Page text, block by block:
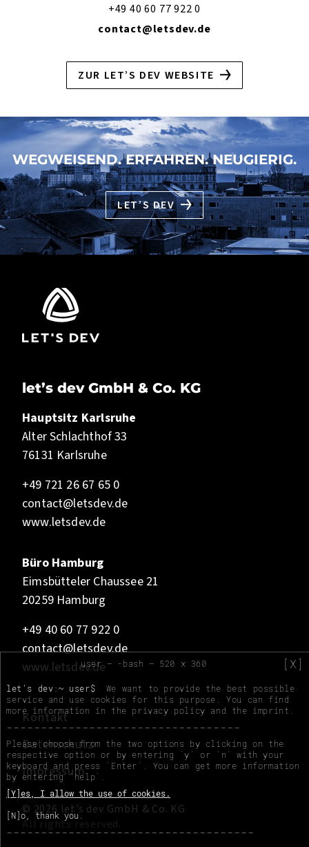
+49 40 60 77 922 0
contact@letsdev.de
ZUR LET’S DEV WEBSITE
WEGWEISEND. ERFAHREN. NEUGIERIG.
LET’S DEV
user — -bash — 520 x 360 [X]
let's dev:~ user$
We want to provide the best possible
service and use cookies for this purpose. You can find
more information in the privacy policy and the imprint
Please choose from the two options by clicking on the
respective option or by entering `y` or `n` with your
keyboard and press `Enter`. You can get more information
by entering `help`.
[Y]es, I allow the use of cookies.
[N]o, thank you.
let’s dev GmbH & Co. KG
Hauptsitz Karlsruhe
Alter Schlachthof 33
76131 Karlsruhe
+49 721 26 67 65 0
contact@letsdev.de
www.letsdev.de
Büro Hamburg
Eimsbütteler Chaussee 21
20259 Hamburg
+49 40 60 77 922 0
contact@letsdev.de
www.letsdev.de
Kontakt
Datenschutz
Impressum
© 2026 let’s dev GmbH & Co. KG
All rights reserved.